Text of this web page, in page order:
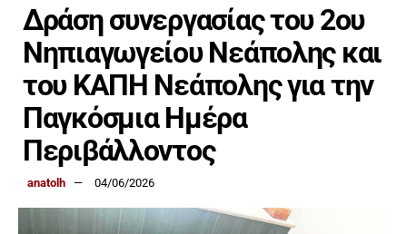
Δράση συνεργασίας του 2ου
Νηπιαγωγείου Νεάπολης και
του ΚΑΠΗ Νεάπολης για την
Παγκόσμια Ημέρα
Περιβάλλοντος
anatolh 04/06/2026